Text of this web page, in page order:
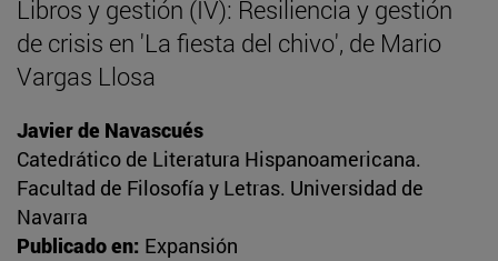
Libros y gestión (IV): Resiliencia y gestión
de crisis en 'La fiesta del chivo', de Mario
Vargas Llosa
Javier de Navascués
Catedrático de Literatura Hispanoamericana.
Facultad de Filosofía y Letras. Universidad de
Navarra
Publicado en: Expansión